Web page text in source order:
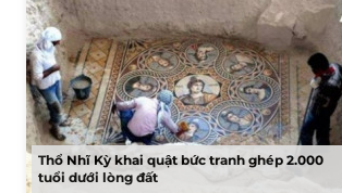
Thổ Nhĩ Kỳ khai quật bức tranh ghép 2.000
tuổi dưới lòng đất